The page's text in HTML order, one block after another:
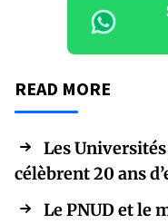
READ MORE
Les
célèbrent 20 ans
Le PNUD et le